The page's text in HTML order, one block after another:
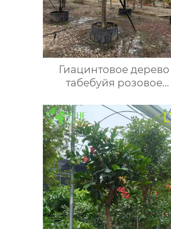
Гиацинтовое дерево
табебуйя розовое
саженец опт экспорт